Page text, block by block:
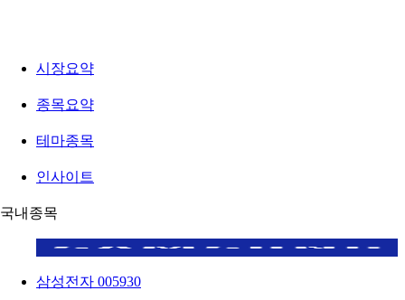
시장요약
종목요약
테마종목
인사이트
국내종목
삼성전자 005930